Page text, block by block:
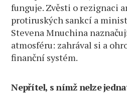
funguje. Zvěsti o rezignaci
protiruských sankcí a
Stevena Mnuchina
atmosféru: zahrával si a
finanční systém.
Nepřítel, s nímž nelze